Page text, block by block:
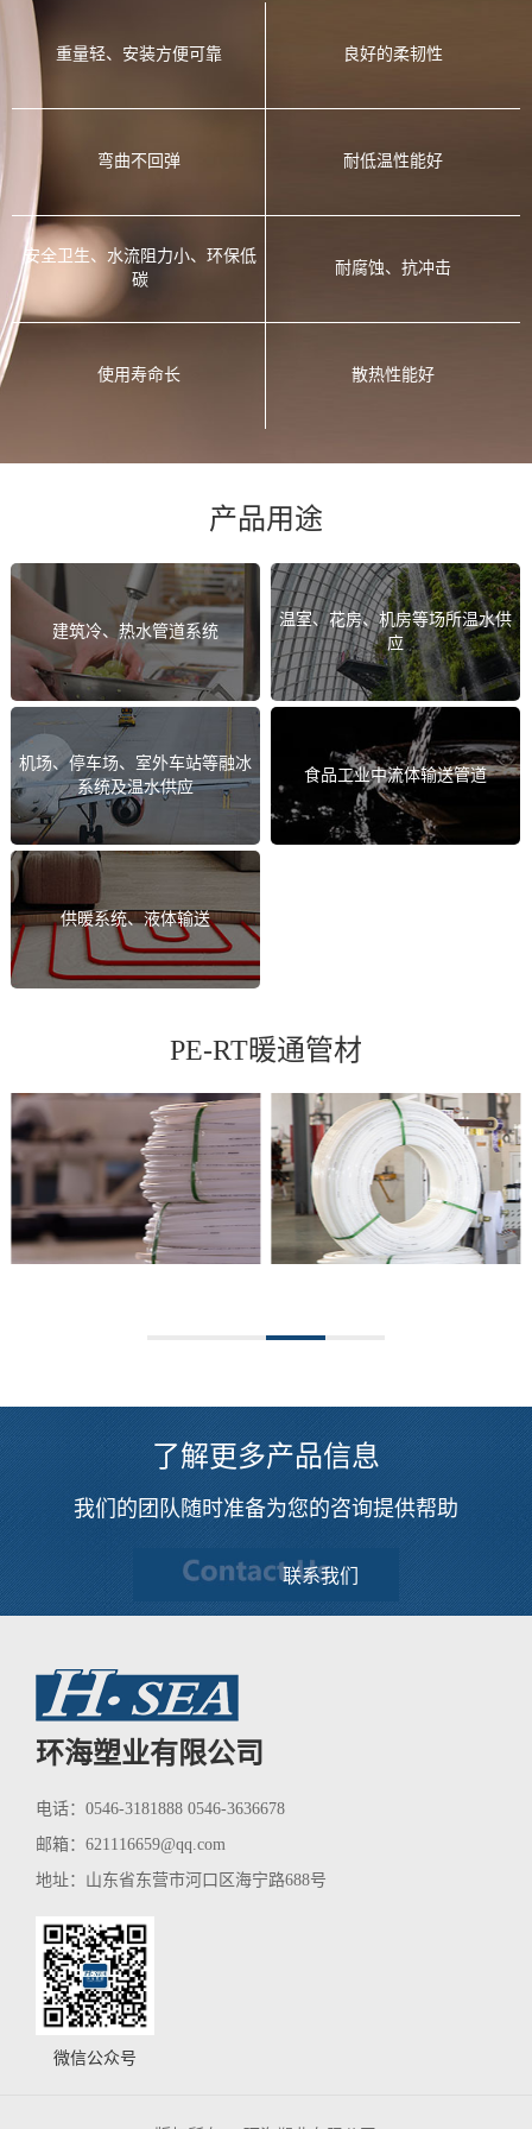
重量轻、安装方便可靠 良好的柔韧性
弯曲不回弹 耐低温性能好
安全卫生、水流阻力小、环保低
碳
耐腐蚀、抗冲击
使用寿命长 散热性能好
产品用途
建筑冷、热水管道系统
温室、花房、机房等场所温水供
应
机场、停车场、室外车站等融冰
系统及温水供应
食品工业中流体输送管道
供暖系统、液体输送
PE-RT暖通管材
了解更多产品信息
我们的团队随时准备为您的咨询提供帮助
联系我们
环海塑业有限公司
电话：0546-3181888 0546-3636678
邮箱：621116659@qq.com
地址：山东省东营市河口区海宁路688号
微信公众号